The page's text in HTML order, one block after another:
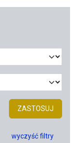
ZASTOSUJ
wyczyść filtry